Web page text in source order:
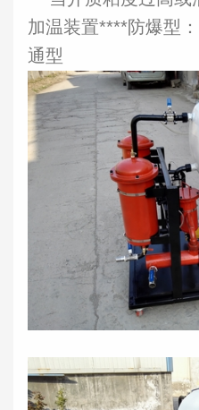
加温装置****防爆型
通型